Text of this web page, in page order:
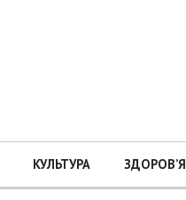
КУЛЬТУРА ЗДОРОВ’Я